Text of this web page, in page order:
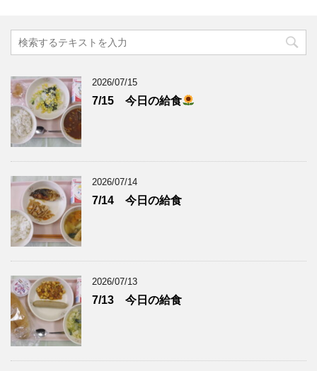
2026/07/15
7/15 今日の給食
2026/07/14
7/14 今日の給食
2026/07/13
7/13 今日の給食